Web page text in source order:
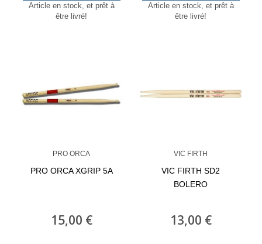
Article en stock, et prêt à
être livré!
Article en stock, et prêt à
être livré!
PRO ORCA
PRO ORCA XGRIP 5A
15,00 €
VIC FIRTH
VIC FIRTH SD2
BOLERO
13,00 €